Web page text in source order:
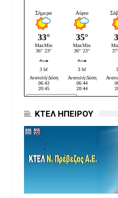
ΚΤΕΛ ΗΠΕΙΡΟΥ